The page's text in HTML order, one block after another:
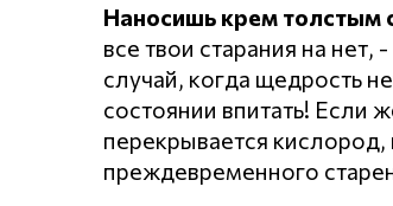
Наносишь крем толстым
все твои старания на
случай, когда щедрость
состоянии впитать! Если
перекрывается
преждевременного